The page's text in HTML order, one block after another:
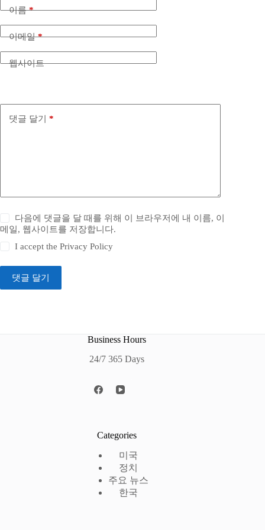
이름*
이메일*
웹사이트
댓글 달기 *
다음에 댓글을 달 때를 위해 이 브라우저에 내 이름, 이
메일, 웹사이트를 저장합니다.
I accept thePrivacy Policy
댓글 달기
Business Hours
24/7 365 Days
Categories
미국
정치
주요 뉴스
한국